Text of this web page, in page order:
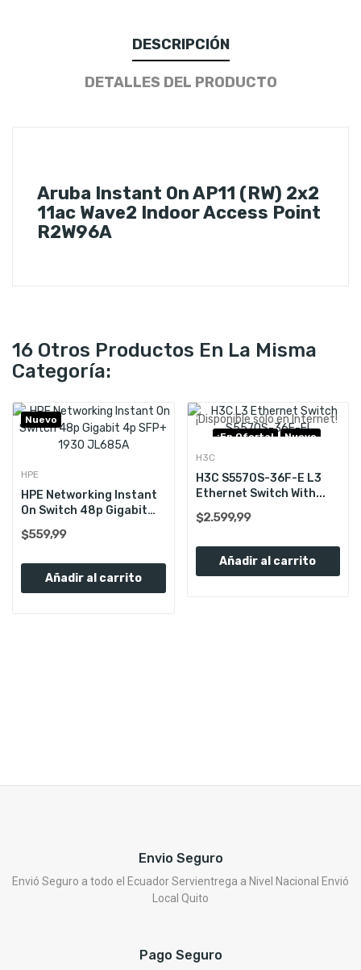
DESCRIPCIÓN
DETALLES DEL PRODUCTO
Aruba Instant On AP11 (RW) 2x2
11ac Wave2 Indoor Access Point
R2W96A
16 Otros Productos En La Misma
Categoría:
Nuevo
HPE
HPE Networking Instant
On Switch 48p Gigabit
$559,99
Añadir al carrito
¡Disponible sólo en Internet!
¡En Oferta!
Nuevo
H3C
H3C S5570S-36F-E L3
Ethernet Switch With...
$2.599,99
Añadir al carrito
Envio Seguro
Envió Seguro a todo el Ecuador Servientrega a Nivel Nacional Envió
Local Quito
Pago Seguro